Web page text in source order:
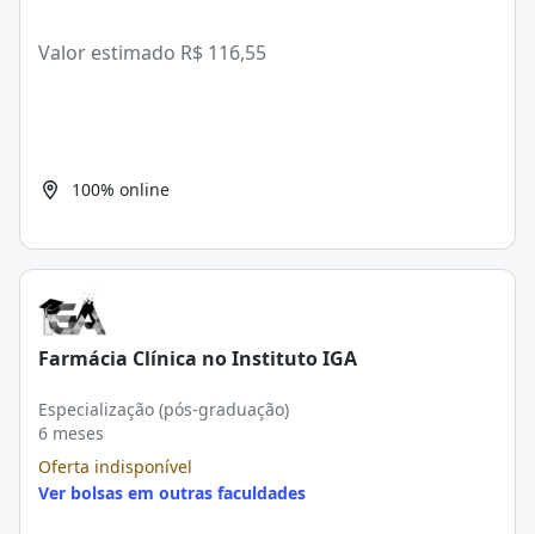
Valor estimado R$ 116,55
100% online
Farmácia Clínica no Instituto IGA
Especialização (pós-graduação)
6 meses
Oferta indisponível
Ver bolsas em outras faculdades